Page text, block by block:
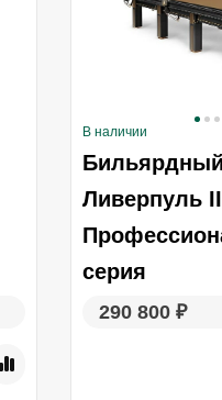
В наличии
Ливерпуль
серия
290 800 ₽